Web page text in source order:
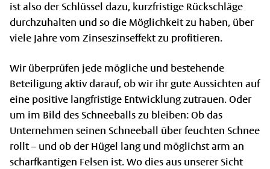
ist also der Schlüssel dazu, kurzfristige Rückschläge
durchzuhalten und so die Möglichkeit zu haben, über
viele Jahre vom Zinseszinseffekt zu profitieren.
Wir überprüfen jede mögliche und bestehende
Beteiligung aktiv darauf, ob wir ihr gute Aussichten auf
eine positive langfristige Entwicklung zutrauen. Oder
um im Bild des Schneeballs zu bleiben: Ob das
Unternehmen seinen Schneeball über feuchten Schnee
rollt – und ob der Hügel lang und möglichst arm an
scharfkantigen Felsen ist. Wo dies aus unserer Sicht